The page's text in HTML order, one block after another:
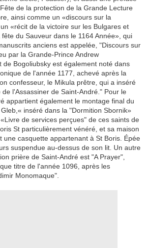
de la protection de la Grande Lecture
ainsi comme un «discours sur la
«récit de la victoire sur les Bulgares et
du Sauveur dans le 1164 Année», qui
anciens est appelée, "Discours sur
par la Grande-Prince Andrew
de Bogoliubsky est également noté dans
de l'année 1177, achevé après la
confesseur, le Mikula prêtre, qui a inséré
l'Assassiner de Saint-André." Pour le
appartient également le montage final du
inséré dans la "Dormition Sbornik»
de services perçues" de ces saints de
St particulièrement vénéré, et sa maison
une casquette appartenant à St Boris. Épée
suspendue au-dessus de son lit. Un autre
prière de Saint-André est "A Prayer",
titre de l'année 1096, après les
Monomaque".